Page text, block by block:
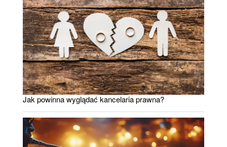
Jak powinna wyglądać kancelaria prawna?